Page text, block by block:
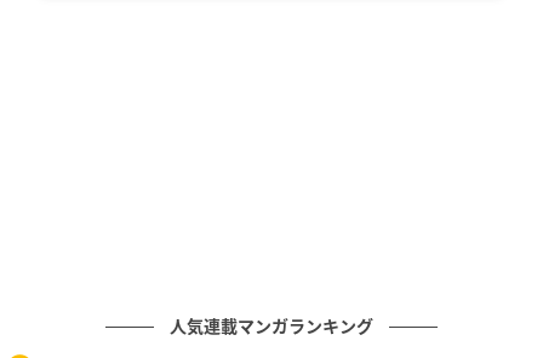
人気連載マンガランキング